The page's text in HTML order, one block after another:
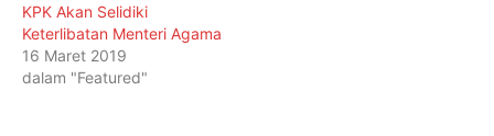
KPK Akan Selidiki
Keterlibatan Menteri Agama
16 Maret 2019
dalam "Featured"